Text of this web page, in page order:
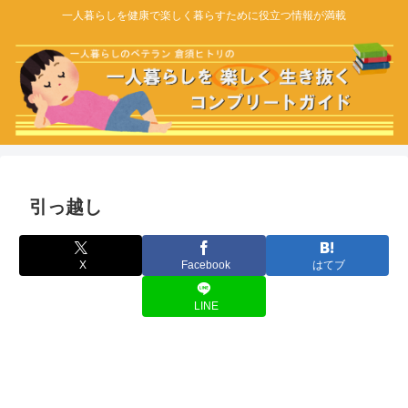
一人暮らしを健康で楽しく暮らすために役立つ情報が満載
引っ越し
X Facebook はてブ
LINE